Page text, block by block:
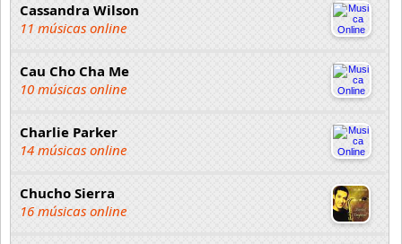
Cassandra Wilson
11 músicas online
Cau Cho Cha Me
10 músicas online
Charlie Parker
14 músicas online
Chucho Sierra
16 músicas online